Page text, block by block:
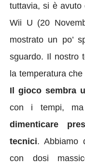
tuttavia, si è avuto
Wii U (20
mostrato un po’
sguardo. Il nostro
la temperatura
Il gioco sembra
con i tempi,
dimenticare
tecnici. Abbiamo
con dosi